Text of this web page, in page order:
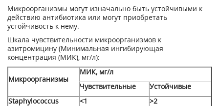
Микроорганизмы могут изначально быть устойчивыми к
действию антибиотика или могут приобретать
устойчивость к нему.
Шкала чувствительности микроорганизмов к
азитромицину (Минимальная ингибирующая
концентрация (МИК), мг/л):
Микроорганизмы
МИК, мг/л
Чувствительные
Устойчивые
Staphylococcus
<1
>2